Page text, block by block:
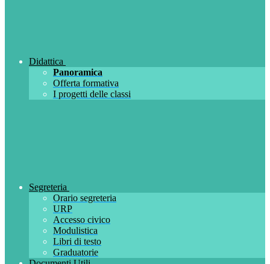
Didattica
Panoramica
Offerta formativa
I progetti delle classi
Segreteria
Orario segreteria
URP
Accesso civico
Modulistica
Libri di testo
Graduatorie